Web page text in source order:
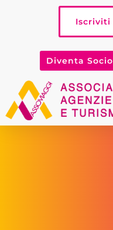
Iscriviti
Diventa Socio